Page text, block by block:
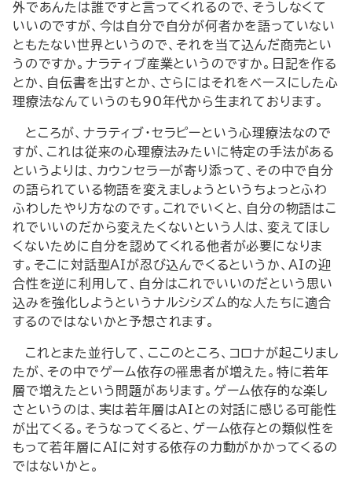
外であんたは誰ですと言ってくれるので、そうしなくて
いいのですが、今は自分で自分が何者かを語っていない
ともたない世界というので、それを当て込んだ商売とい
うのですか。ナラティブ産業というのですか。日記を作る
とか、自伝書を出すとか、さらにはそれをベースにした心
理療法なんていうのも90年代から生まれております。
ところが、ナラティブ・セラピーという心理療法なので
すが、これは従来の心理療法みたいに特定の手法がある
というよりは、カウンセラーが寄り添って、その中で自分
の語られている物語を変えましょうというちょっとふわ
ふわしたやり方なのです。これでいくと、自分の物語はこ
れでいいのだから変えたくないという人は、変えてほし
くないために自分を認めてくれる他者が必要になりま
す。そこに対話型AIが忍び込んでくるというか、AIの迎
合性を逆に利用して、自分はこれでいいのだという思い
込みを強化しようというナルシシズム的な人たちに適合
するのではないかと予想されます。
これとまた並行して、ここのところ、コロナが起こりまし
たが、その中でゲーム依存の罹患者が増えた。特に若年
層で増えたという問題があります。ゲーム依存的な楽し
さというのは、実は若年層はAIとの対話に感じる可能性
が出てくる。そうなってくると、ゲーム依存との類似性を
もって若年層にAIに対する依存の力動がかかってくるの
ではないかと。